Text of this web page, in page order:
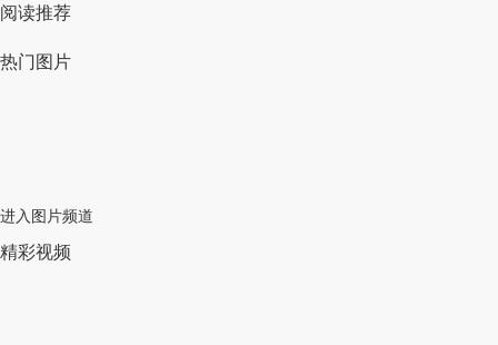
阅读推荐
热门图片
进入图片频道
精彩视频